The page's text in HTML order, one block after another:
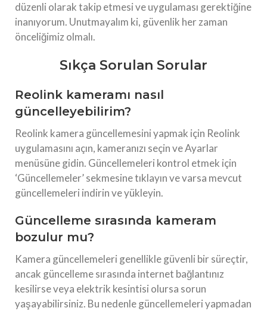
düzenli olarak takip etmesi ve uygulaması gerektiğine
inanıyorum. Unutmayalım ki, güvenlik her zaman
önceliğimiz olmalı.
Sıkça Sorulan Sorular
Reolink kameramı nasıl
güncelleyebilirim?
Reolink kamera güncellemesini yapmak için Reolink
uygulamasını açın, kameranızı seçin ve Ayarlar
menüsüne gidin. Güncellemeleri kontrol etmek için
‘Güncellemeler’ sekmesine tıklayın ve varsa mevcut
güncellemeleri indirin ve yükleyin.
Güncelleme sırasında kameram
bozulur mu?
Kamera güncellemeleri genellikle güvenli bir süreçtir,
ancak güncelleme sırasında internet bağlantınız
kesilirse veya elektrik kesintisi olursa sorun
yaşayabilirsiniz. Bu nedenle güncellemeleri yapmadan